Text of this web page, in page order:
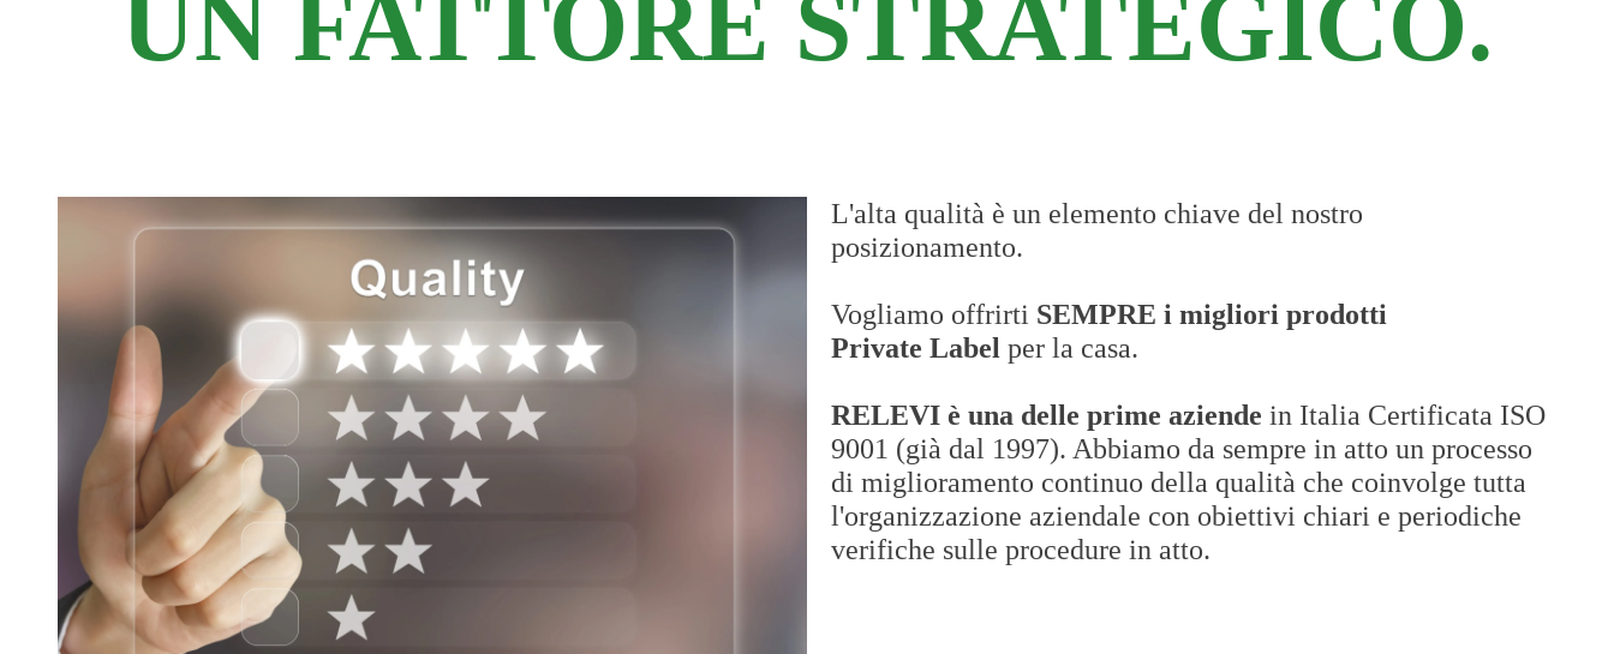
UN FATTORE STRATEGICO.
L'alta qualità è un elemento chiave del nostro
posizionamento.
Vogliamo offrirti SEMPRE i migliori prodotti
Private Label per la casa.
RELEVI è una delle prime aziende in Italia Certificata ISO
9001 (già dal 1997). Abbiamo da sempre in atto un processo
di miglioramento continuo della qualità che coinvolge tutta
l'organizzazione aziendale con obiettivi chiari e periodiche
verifiche sulle procedure in atto.